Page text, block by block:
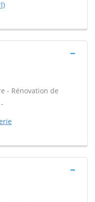
- Rénovation de